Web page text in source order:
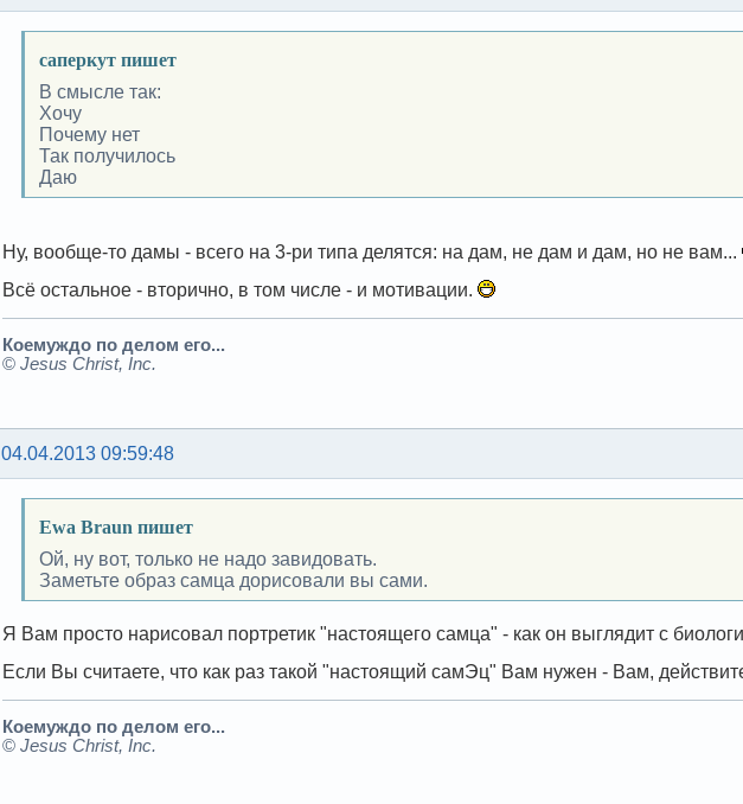
саперкут пишет
В смысле так:
Хочу
Почему нет
Так получилось
Даю
Ну, вообще-то дамы - всего на 3-ри типа делятся: на дам, не дам и дам, но не вам...
Всё остальное - вторично, в том числе - и мотивации.
Коемуждо по делом его...
©Jesus Christ, Inc.
04.04.2013 09:59:48
Ewa Braun пишет
Ой, ну вот, только не надо завидовать.
Заметьте образ самца дорисовали вы сами.
Я Вам просто нарисовал портретик "настоящего самца" - как он выглядит с
Если Вы считаете, что как раз такой "настоящий самЭц" Вам нужен - Вам,
Коемуждо по делом его...
©Jesus Christ, Inc.